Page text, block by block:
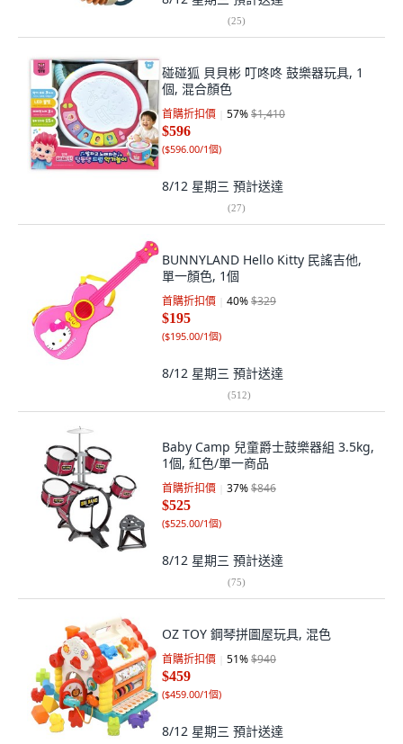
(25)
碰碰狐 貝貝彬 叮咚咚 鼓樂器玩具, 1
個, 混合顏色
首購折扣價 57%$1,410
$596
($596.00/1個)
8/12 星期三 預計送達
(27)
BUNNYLAND Hello Kitty 民謠吉他,
單一顏色, 1個
首購折扣價 40%$329
$195
($195.00/1個)
8/12 星期三 預計送達
(512)
Baby Camp 兒童爵士鼓樂器組 3.5kg,
1個, 紅色/單一商品
首購折扣價 37%$846
$525
($525.00/1個)
8/12 星期三 預計送達
(75)
OZ TOY 鋼琴拼圖屋玩具, 混色
首購折扣價 51%$940
$459
($459.00/1個)
8/12 星期三 預計送達